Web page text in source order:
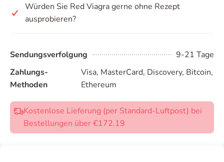
Würden Sie Red Viagra gerne ohne Rezept
ausprobieren?
Sendungsverfolgung
9-21 Tage
Zahlungs-
Methoden
Visa, MasterCard, Discovery, Bitcoin,
Ethereum
Kostenlose Lieferung (per Standard-Luftpost) bei
Bestellungen über €172.19